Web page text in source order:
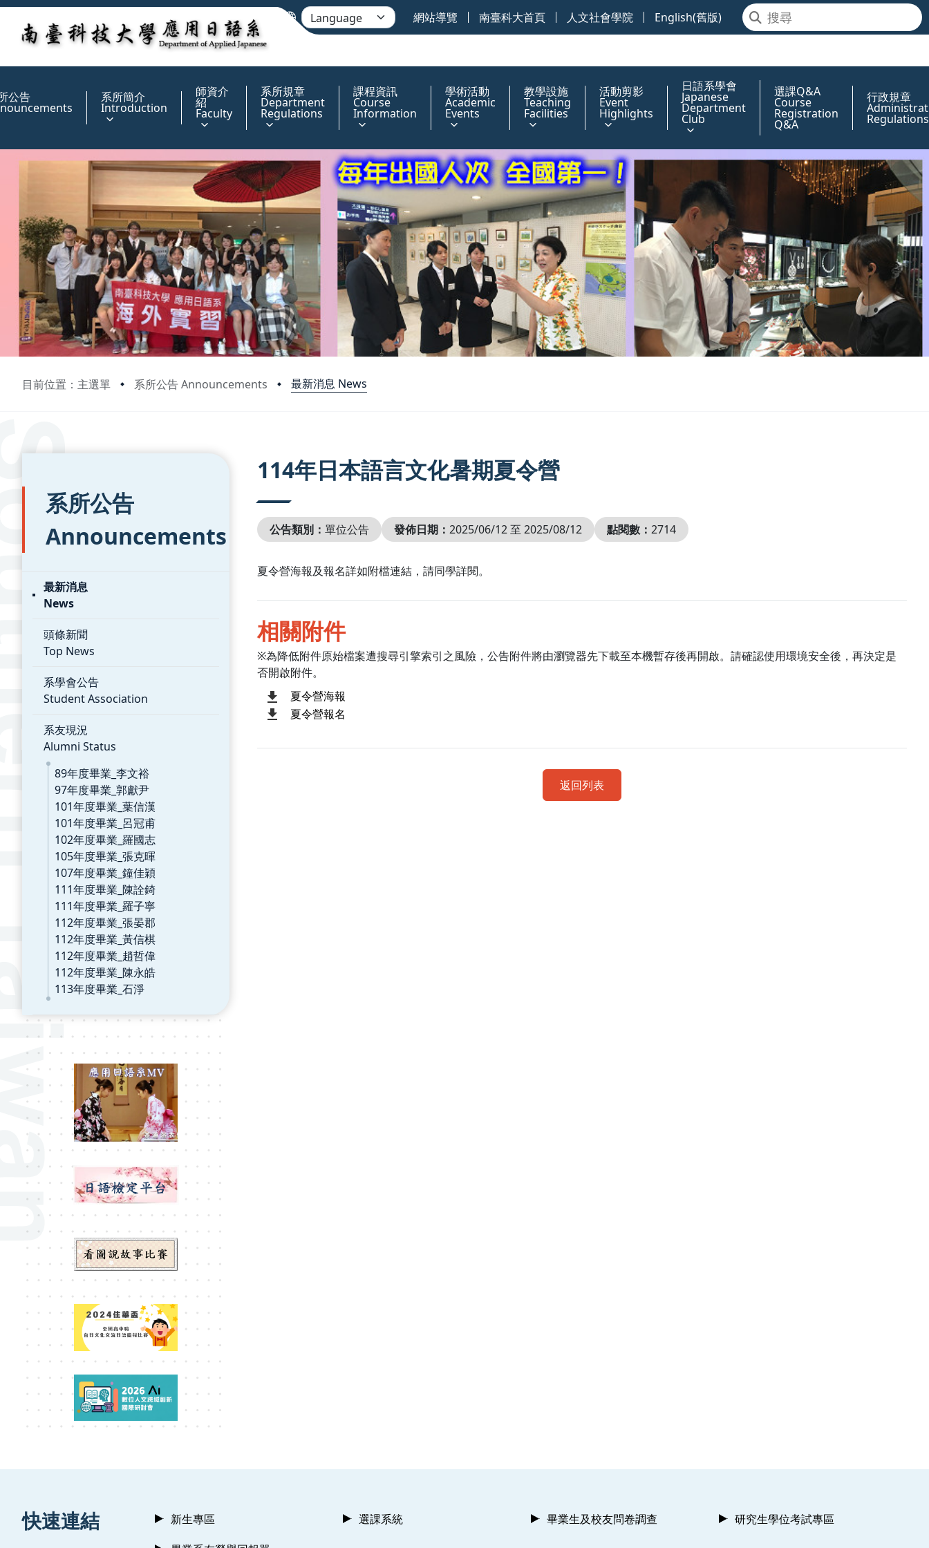
網站導覽 南臺科大首頁 人文社會學院 English(舊版)
公告 系所簡介
Introduction
師資介
紹
Faculty
系所規章
Department
Regulations
課程資訊
Course
Information
學術活動
Academic
Events
教學設施
Teaching
Facilities
活動剪影
Event
Highlights
日語系學會
Japanese
Department
Club
選課Q&A
Course
Registration
Q&A
行政規章
Regulations
目前位置：主選單 系所公告 Announcements 最新消息 News
:::
系所公告
Announcements
最新消息
News
頭條新聞
Top News
系學會公告
Student Association
系友現況
Alumni Status
89年度畢業_李文裕
97年度畢業_郭獻尹
101年度畢業_葉信漢
101年度畢業_呂冠甫
102年度畢業_羅國志
105年度畢業_張克暉
107年度畢業_鐘佳穎
111年度畢業_陳詮錡
111年度畢業_羅子寧
112年度畢業_張晏郡
112年度畢業_黃信棋
112年度畢業_趙哲偉
112年度畢業_陳永皓
113年度畢業_石淨
114年日本語言文化暑期夏令營
公告類別： 單位公告 發佈日期： 2025/06/12 至 2025/08/12 點閱數： 2714
夏令營海報及報名詳如附檔連結，請同學詳閱。
相關附件
※為降低附件原始檔案遭搜尋引擎索引之風險，公告附件將由瀏覽器先下載至本機暫存後再開啟。請確認使用環境安全後，再決定是
否開啟附件。
夏令營海報
夏令營報名
返回列表
快速連結 新生專區 選課系統 畢業生及校友問卷調查
研究生學位考試專區